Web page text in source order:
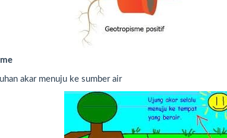
akar menuju ke sumber air